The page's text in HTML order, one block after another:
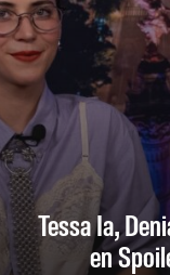
Tessa Ia,
en